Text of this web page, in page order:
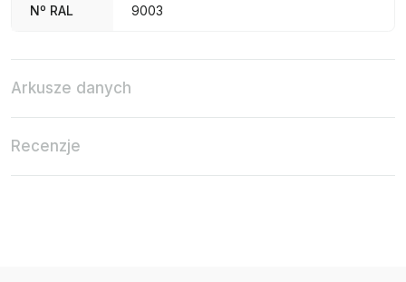
Nº RAL 9003
Arkusze danych
Recenzje